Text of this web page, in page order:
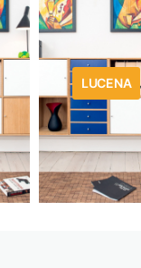
LUCENA